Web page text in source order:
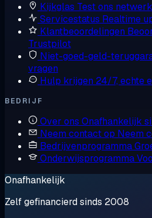
Kijkglas Test ons
Servicestatus Realtime
Klantbeoordelingen
Trustpilot
Niet-goed-geld-
vragen
Hulp krijgen 24/7, echte
BEDRIJF
Over ons Onafhankelijk
Neem contact op Neem
Bedrijvenprogramma
Onderwijsprogramma
Onafhankelijk
Zelf gefinancierd sinds 2008